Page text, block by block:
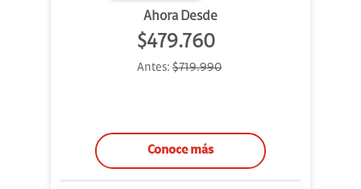
Ahora Desde
$479.760
Antes: $719.990
Conoce más